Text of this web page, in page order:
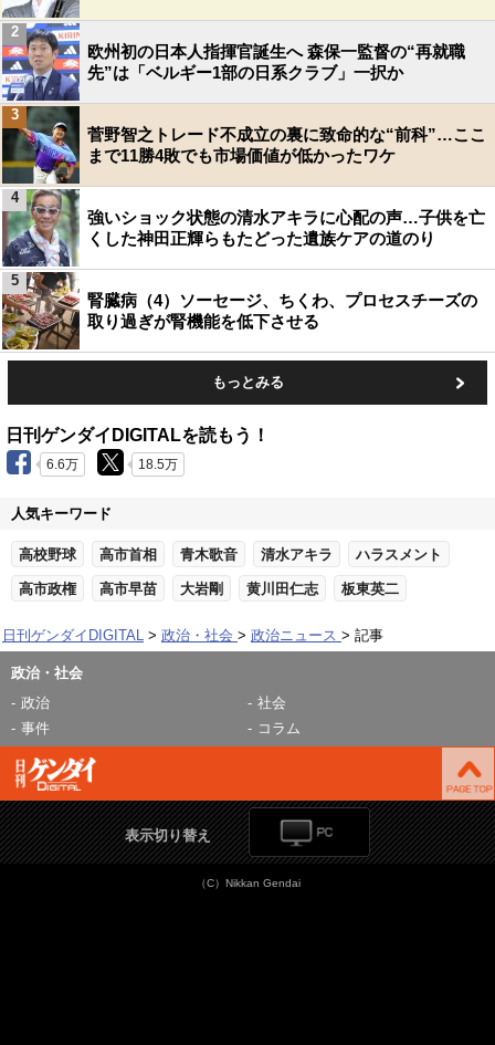
欧州初の日本人指揮官誕生へ 森保一監督の“再就職
先”は「ベルギー1部の日系クラブ」一択か
2
菅野智之トレード不成立の裏に致命的な“前科”…ここ
まで11勝4敗でも市場価値が低かったワケ
3
強いショック状態の清水アキラに心配の声…子供を亡
くした神田正輝らもたどった遺族ケアの道のり
4
腎臓病（4）ソーセージ、ちくわ、プロセスチーズの
取り過ぎが腎機能を低下させる
5
もっとみる
日刊ゲンダイDIGITALを読もう！
6.6万 18.5万
人気キーワード
高校野球 高市首相 青木歌音 清水アキラ ハラスメント
高市政権 高市早苗 大岩剛 黄川田仁志 板東英二
日刊ゲンダイDIGITAL 政治・社会 政治ニュース 記事
政治・社会
政治
社会
事件
コラム
表示切り替え
（C）Nikkan Gendai